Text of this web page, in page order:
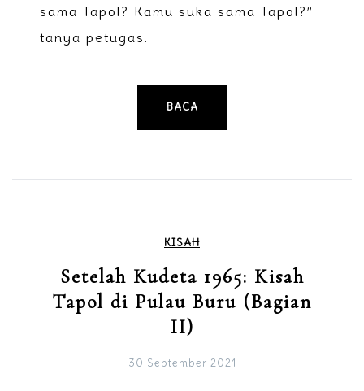
sama Tapol? Kamu suka sama Tapol?”
tanya petugas.
BACA
KISAH
Setelah Kudeta 1965: Kisah
Tapol di Pulau Buru (Bagian
II)
30 September 2021